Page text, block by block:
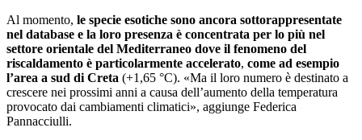
Al momento, le specie esotiche sono ancora sottorappresentate
nel database e la loro presenza è concentrata per lo più nel
settore orientale del Mediterraneo dove il fenomeno del
riscaldamento è particolarmente accelerato, come ad esempio
l’area a sud di Creta (+1,65 °C). «Ma il loro numero è destinato a
crescere nei prossimi anni a causa dell’aumento della temperatura
provocato dai cambiamenti climatici», aggiunge Federica
Pannacciulli.